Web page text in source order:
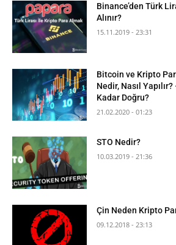
Binance’den Türk
Alınır?
15.11.2019 - 23:31
Bitcoin ve Kripto
Nedir, Nasıl
Kadar Doğru?
21.02.2020 - 01:23
STO Nedir?
10.03.2019 - 21:36
Çin Neden Kripto
09.12.2018 - 23:13